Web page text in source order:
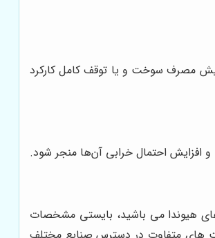
مصرف سوخت و یا توقف کامل کارکرد
و افزایش احتمال خرابی آن‌ها منجر شود.
هیوندا می باشید، بایستی مشخصات